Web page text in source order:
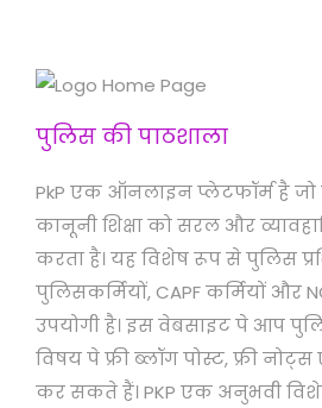
पुलिस की पाठशाला
PkP एक ऑनलाइन प्लेटफॉर्म है जो
कानूनी शिक्षा को सरल और
करता है। यह विशेष रूप से पुलिस
पुलिसकर्मियों, CAPF कर्मियों
उपयोगी है। इस वेबसाइट पे आप
विषय पे फ्री ब्लॉग पोस्ट, फ्री
कर सकते हैं। PKP एक अनुभवी